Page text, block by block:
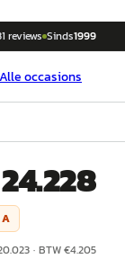
reviews Sinds1999
Alle occasions
A
· BTW €4.205